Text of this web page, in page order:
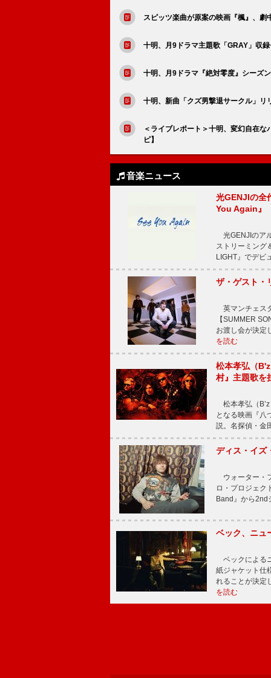
スピッツ楽曲が原案の映画『楓』、
十明、月9ドラマ主題歌「GRAY」収
十明、月9ドラマ『絶対零度』シーズ
十明、新曲「クズ男撃退サークル」リ
＜ライブレポート＞十明、変幻自在
ピ】
音楽ニュース
光GENJIの全
You Again』
光GENJIのア
ストリーミン
LIGHT』でデ
ザ・ゲスト・
英マンチェス
【SUMMER
お渡し会が決
を読む
松本孝弘（
村』主題歌を
松本孝弘（
となる映画『
説。名探偵・
ディス・イズ
ウォーター・
ロ・プロジェク
Band』から
ベック、ニュ
ベックによる
紙ジャケット仕
れることが決
を読む